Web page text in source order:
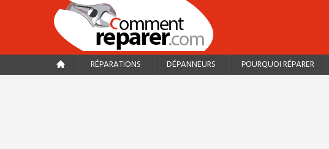
RÉPARATIONS DÉPANNEURS POURQUOI RÉPARER